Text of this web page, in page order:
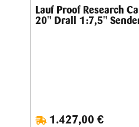
Lauf Proof Research
20" Drall 1:7,5"
1.427,00 €